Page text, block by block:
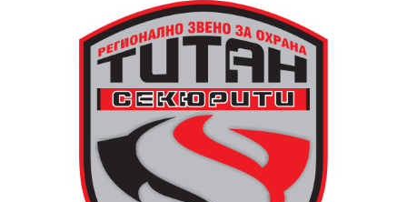
транспорт до местността Градище. Електрическият
автобус ще тръгне в 19:30 ч. от пл. „Възраждане“, а
обратно към града в 00:00 ч. – от паркинга до
поляната. Вземете със себе си връхна дреха и одеяло
или шалте! За повече информация тел. 0887907075.